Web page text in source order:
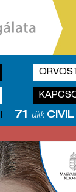
| 71 cikk CIVIL